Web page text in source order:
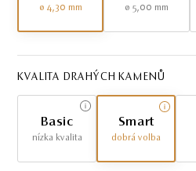
ø 4,30 mm ø 5,00 mm
KVALITA DRAHÝCH KAMENŮ
Basic
nízka kvalita
Smart
dobrá volba